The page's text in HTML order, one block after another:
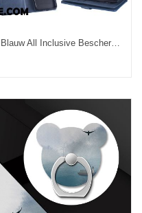
Huawei P Smart+ 2019 Hoesje Folio Blauw All Inclusive Bescherming Anti-fall Aanbiedingen